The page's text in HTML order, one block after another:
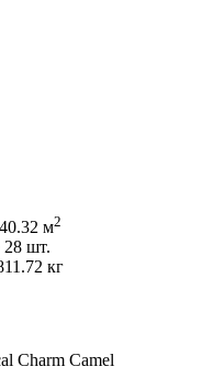
40.32 м2
28 шт.
кг
Charm Camel